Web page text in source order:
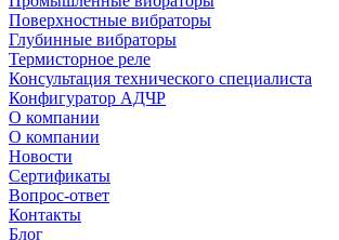
Поверхностные вибраторы
Глубинные вибраторы
Термисторное реле
Консультация технического специалиста
Конфигуратор АДЧР
О компании
О компании
Новости
Сертификаты
Вопрос-ответ
Контакты
Блог